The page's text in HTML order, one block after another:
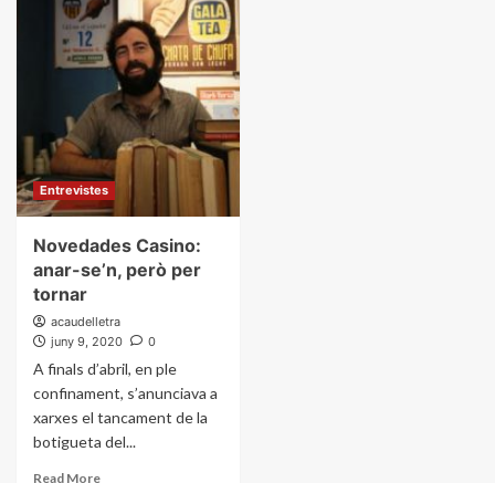
Entrevistes
Novedades Casino:
anar-se’n, però per
tornar
acaudelletra
juny 9, 2020
0
A finals d’abril, en ple
confinament, s’anunciava a
xarxes el tancament de la
botigueta del...
Read More